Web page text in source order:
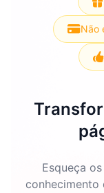
Não
Esqueça
conhecimento